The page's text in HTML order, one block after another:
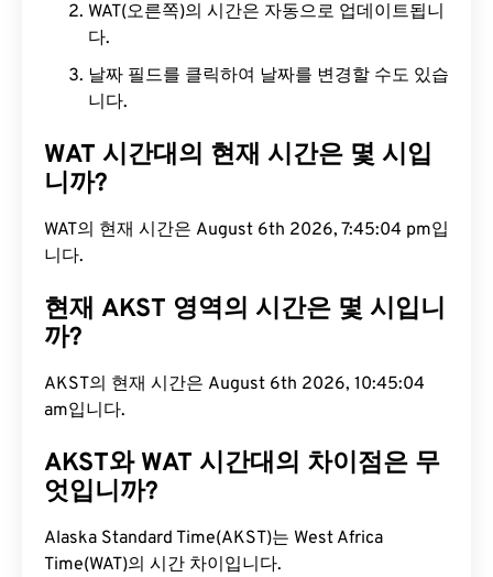
WAT(오른쪽)의 시간은 자동으로 업데이트됩니
다.
날짜 필드를 클릭하여 날짜를 변경할 수도 있습
니다.
WAT 시간대의 현재 시간은 몇 시입
니까?
WAT의 현재 시간은 August 6th 2026, 7:45:05 pm입
니다.
현재 AKST 영역의 시간은 몇 시입니
까?
AKST의 현재 시간은 August 6th 2026, 10:45:05
am입니다.
AKST와 WAT 시간대의 차이점은 무
엇입니까?
Alaska Standard Time(AKST)는 West Africa
Time(WAT)의 시간 차이입니다.